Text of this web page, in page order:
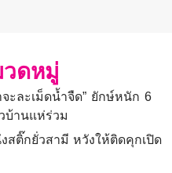
ดหมู่
ะละเม็ดน้ำจืด” ยักษ์หนัก 6
บ้านแห่ร่วม
สติ๊กยั่วสามี หวังให้ติดคุกเปิด